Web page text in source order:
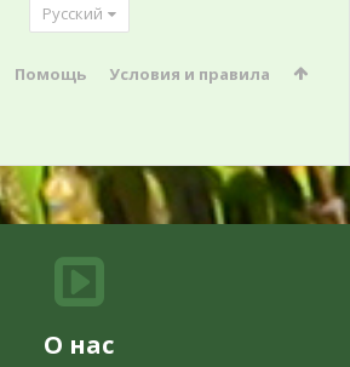
Русский
Помощь Условия и правила
О нас